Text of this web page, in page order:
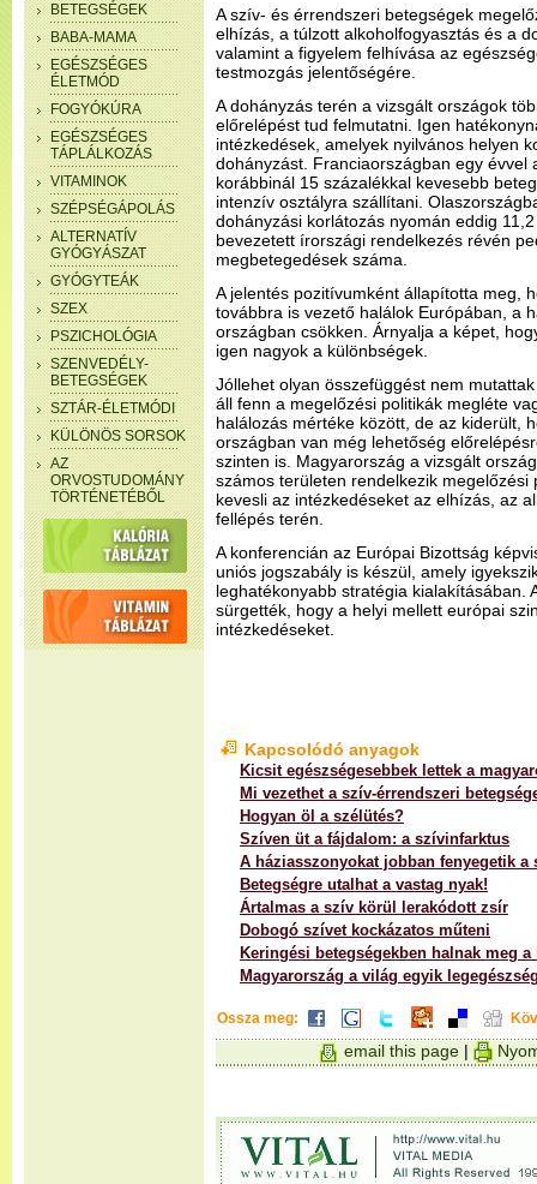
BETEGSÉGEK
BABA-MAMA
EGÉSZSÉGES
ÉLETMÓD
FOGYÓKÚRA
EGÉSZSÉGES
TÁPLÁLKOZÁS
VITAMINOK
SZÉPSÉGÁPOLÁS
ALTERNATÍV
GYÓGYÁSZAT
GYÓGYTEÁK
SZEX
PSZICHOLÓGIA
SZENVEDÉLY-
BETEGSÉGEK
SZTÁR-ÉLETMÓDI
KÜLÖNÖS SORSOK
AZ
ORVOSTUDOMÁNY
TÖRTÉNETÉBŐL
A szív- és érrendszeri betegségek
elhízás, a túlzott alkoholfogyasztás és a
valamint a figyelem felhívása az
testmozgás jelentőségére.
A dohányzás terén a vizsgált országok
előrelépést tud felmutatni. Igen
intézkedések, amelyek nyilvános helyen
dohányzást. Franciaországban egy évvel
korábbinál 15 százalékkal kevesebb
intenzív osztályra szállítani.
dohányzási korlátozás nyomán eddig
bevezetett írországi rendelkezés révén
megbetegedések száma.
A jelentés pozitívumként állapította meg,
továbbra is vezető halálok Európában, a
országban csökken. Árnyalja a képet,
igen nagyok a különbségek.
Jóllehet olyan összefüggést nem
áll fenn a megelőzési politikák megléte
halálozás mértéke között, de az kiderült,
országban van még lehetőség
szinten is. Magyarország a vizsgált
számos területen rendelkezik megelőzési
kevesli az intézkedéseket az elhízás, az
fellépés terén.
A konferencián az Európai Bizottság
uniós jogszabály is készül, amely
leghatékonyabb stratégia kialakításában.
sürgették, hogy a helyi mellett európai
intézkedéseket.
Kapcsolódó anyagok
Kicsit egészségesebbek lettek a
Mi vezethet a szív-érrendszeri
Hogyan öl a szélütés?
Szíven üt a fájdalom: a szívinfarktus
A háziasszonyokat jobban fenyegetik a
Betegségre utalhat a vastag nyak!
Ártalmas a szív körül lerakódott zsír
Dobogó szívet kockázatos műteni
Keringési betegségekben halnak meg
Magyarország a világ egyik
Ossza meg:
email this page |